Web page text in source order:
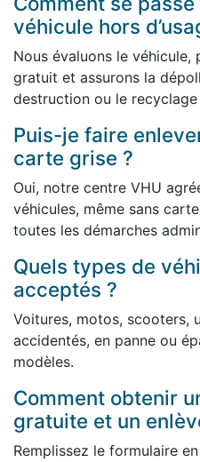
véhicule hors
Nous évaluons le véhicule,
gratuit et assurons la
destruction ou le
Puis-je faire
carte grise ?
Oui, notre centre VHU
véhicules, même sans
toutes les démarches
Quels types de
acceptés ?
Voitures, motos, scooters,
accidentés, en panne ou
modèles.
Comment obtenir
gratuite et un
Remplissez le formulaire